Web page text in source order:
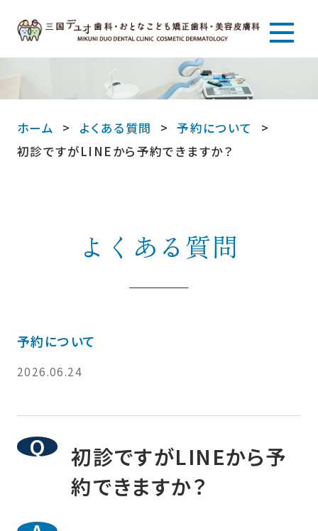
ホーム よくある質問
予約について
初診ですがLINEから予約できますか？
よくある質問
予約について
2026.06.24
初診ですがLINEから予
約できますか？